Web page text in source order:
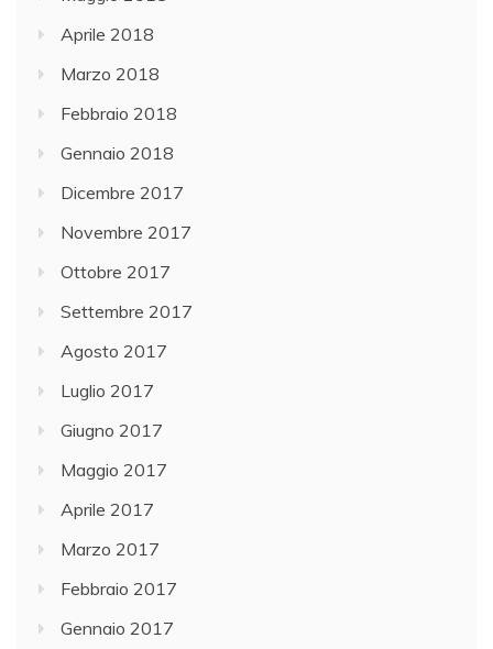
Aprile 2018
Marzo 2018
Febbraio 2018
Gennaio 2018
Dicembre 2017
Novembre 2017
Ottobre 2017
Settembre 2017
Agosto 2017
Luglio 2017
Giugno 2017
Maggio 2017
Aprile 2017
Marzo 2017
Febbraio 2017
Gennaio 2017